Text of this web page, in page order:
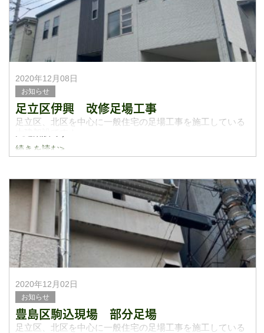
2020年12月08日
お知らせ
足立区伊興 改修足場工事
足立区、北区を中心に一般住宅の足場工事を施工している
今日は7日に足場の施工をしてきたことについてブログに書
ホームページのお問い合わせから足立区の不動産屋さんか
らお仕事の
続きを読む>
2020年12月02日
お知らせ
豊島区駒込現場 部分足場
足立区、北区を中心に一般住宅の足場工事を施工している